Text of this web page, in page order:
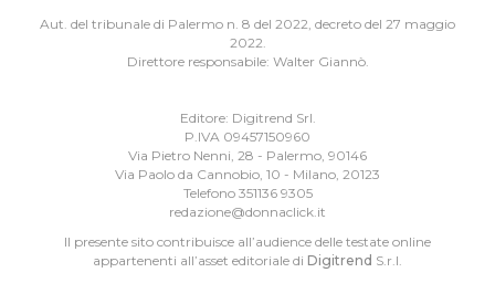
Aut. del tribunale di Palermo n. 8 del 2022, decreto del 27 maggio
2022.
Direttore responsabile: Walter Giannò.
Editore: Digitrend Srl.
P.IVA 09457150960
Via Pietro Nenni, 28 - Palermo, 90146
Via Paolo da Cannobio, 10 - Milano, 20123
Telefono 351136 9305
redazione@donnaclick.it
Il presente sito contribuisce all’audience delle testate online
appartenenti all’asset editoriale di Digitrend S.r.l.